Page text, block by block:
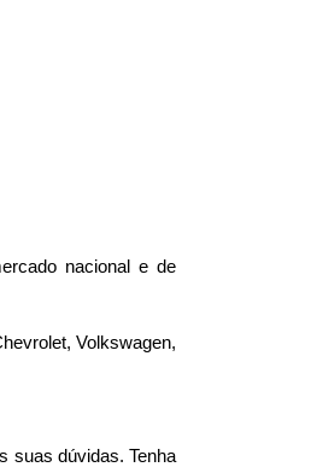
nacional e de
Volkswagen,
suas dúvidas. Tenha